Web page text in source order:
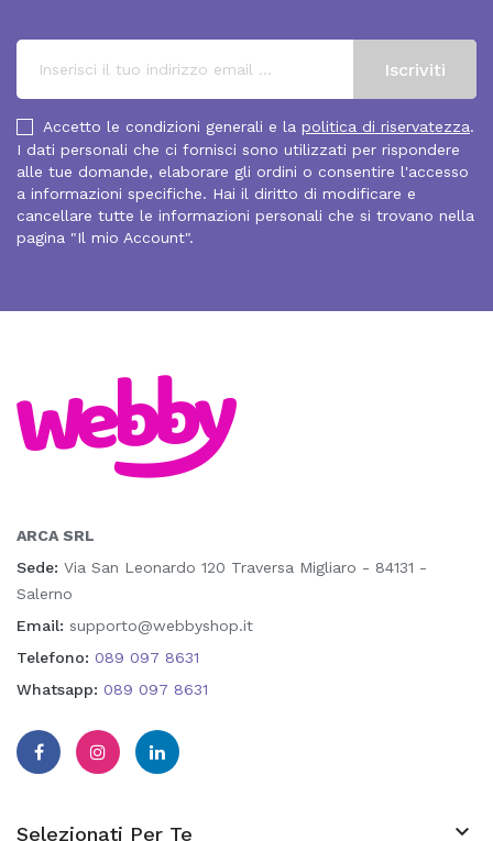
Accetto le condizioni generali e la politica di riservatezza.
I dati personali che ci fornisci sono utilizzati per rispondere
alle tue domande, elaborare gli ordini o consentire l'accesso
a informazioni specifiche. Hai il diritto di modificare e
cancellare tutte le informazioni personali che si trovano nella
pagina "Il mio Account".
ARCA SRL
Sede: Via San Leonardo 120 Traversa Migliaro - 84131 -
Salerno
Email: supporto@webbyshop.it
Telefono: 089 097 8631
Whatsapp: 089 097 8631
Selezionati Per Te 